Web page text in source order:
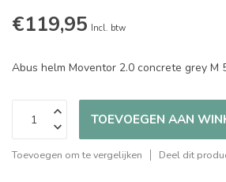
€119,95 Incl. btw
Abus helm Moventor 2.0 concrete grey M
TOEVOEGEN AAN
Toevoegen om te vergelijken Deel dit